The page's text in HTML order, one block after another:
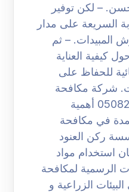
– لكن توفير
السريعة على مدار
المبيدات. – ثم
كيفية العناية
للحفاظ على
شركة مكافحة
حشرات بالرياض 0508251950 أهمية
في مكافحة
ركن العنود
استخدام مواد
الرسمية لمكافحة
الزراعية و